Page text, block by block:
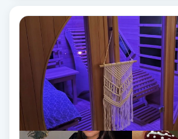
Hollywood Peel
Hot Stone Massage
Hot yoga
Hudföryngring